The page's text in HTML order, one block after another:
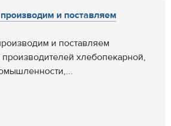
и поставляем
и поставляем
хлебопекарной,